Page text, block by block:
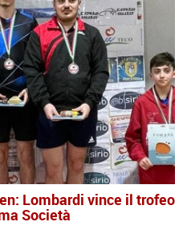
Lombardi vince il trofeo
Società